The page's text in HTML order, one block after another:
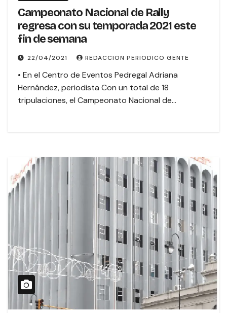
Campeonato Nacional de Rally
regresa con su temporada 2021 este
fin de semana
22/04/2021 REDACCION PERIODICO GENTE
• En el Centro de Eventos Pedregal Adriana
Hernández, periodista Con un total de 18
tripulaciones, el Campeonato Nacional de…